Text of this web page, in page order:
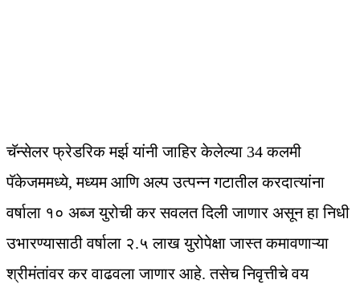
चॅन्सेलर फ्रेडरिक मर्झ यांनी जाहिर केलेल्या 34 कलमी
पॅकेजममध्ये, मध्यम आणि अल्प उत्पन्न गटातील करदात्यांना
वर्षाला १० अब्ज युरोची कर सवलत दिली जाणार असून हा निधी
उभारण्यासाठी वर्षाला २.५ लाख युरोपेक्षा जास्त कमावणाऱ्या
श्रीमंतांवर कर वाढवला जाणार आहे. तसेच निवृत्तीचे वय